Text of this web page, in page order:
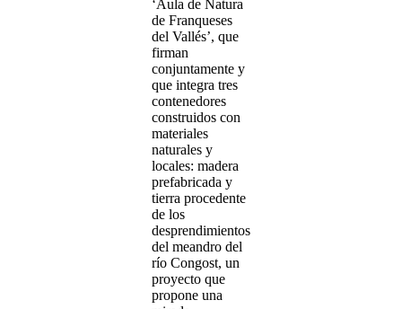
‘Aula de Natura
de Franqueses
del Vallés’, que
firman
conjuntamente y
que integra tres
contenedores
construidos con
materiales
naturales y
locales: madera
prefabricada y
tierra procedente
de los
desprendimientos
del meandro del
río Congost, un
proyecto que
propone una